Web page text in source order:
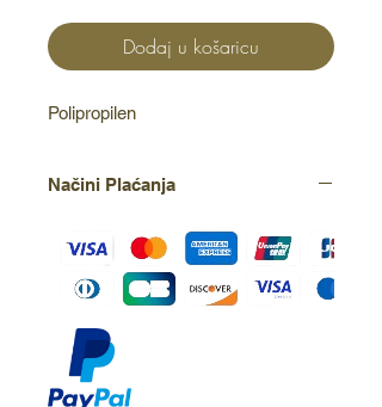
Dodaj u košaricu
Polipropilen
Načini Plaćanja